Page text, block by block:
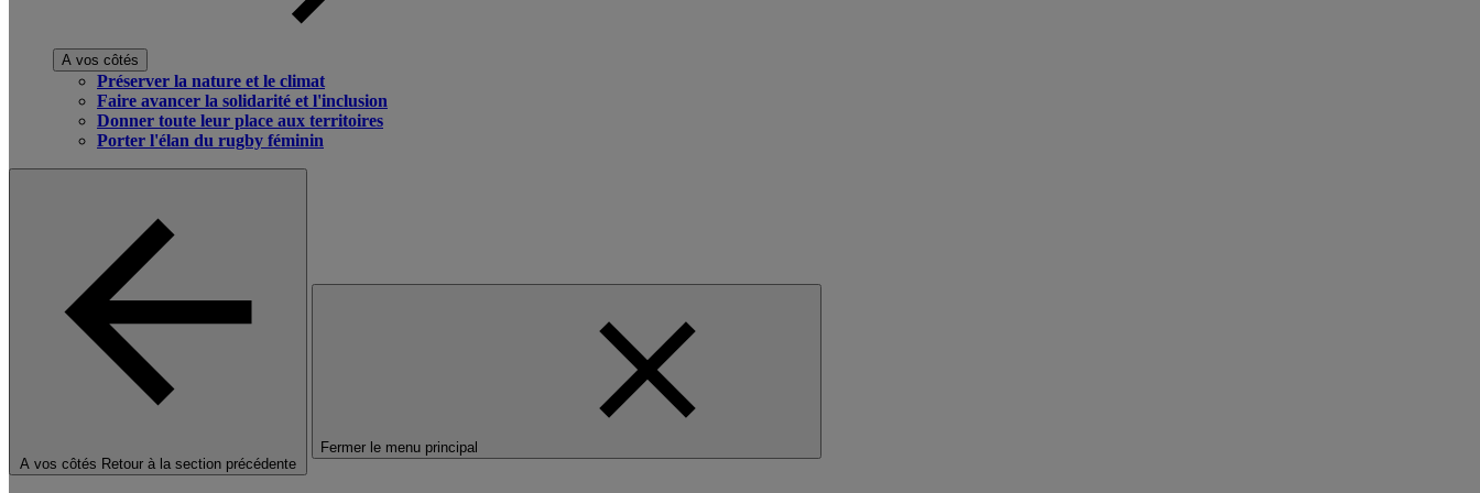
A vos côtés
Préserver la nature et le climat
Faire avancer la solidarité et l'inclusion
Donner toute leur place aux territoires
Porter l'élan du rugby féminin
A vos côtés Retour à la section précédente
Fermer le menu principal